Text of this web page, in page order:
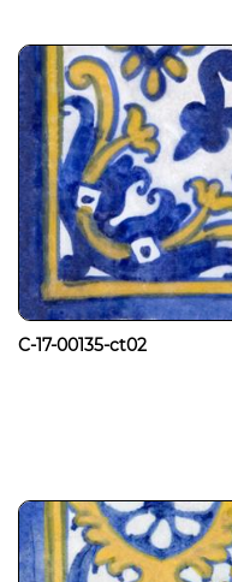
C-17-00135-ct02